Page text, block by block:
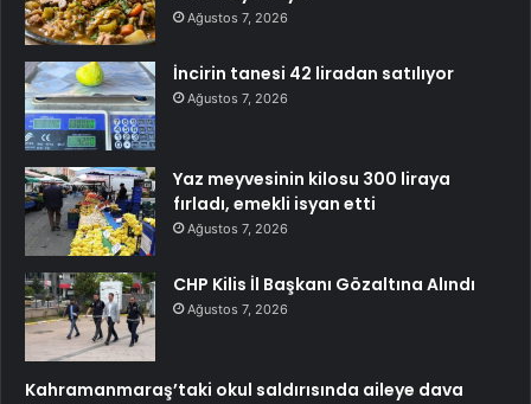
Ağustos 7, 2026
İncirin tanesi 42 liradan satılıyor
Ağustos 7, 2026
Yaz meyvesinin kilosu 300 liraya
fırladı, emekli isyan etti
Ağustos 7, 2026
CHP Kilis İl Başkanı Gözaltına Alındı
Ağustos 7, 2026
Kahramanmaraş’taki okul saldırısında aileye dava